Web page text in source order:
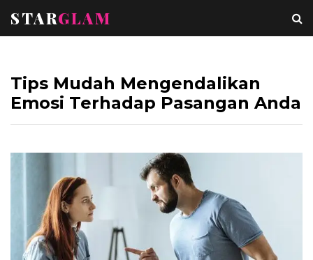
STARGLAM
Tips Mudah Mengendalikan
Emosi Terhadap Pasangan Anda